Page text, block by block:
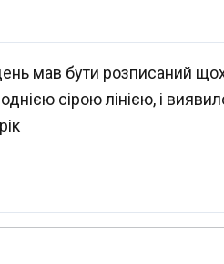
мав бути розписаний
сірою лінією, і